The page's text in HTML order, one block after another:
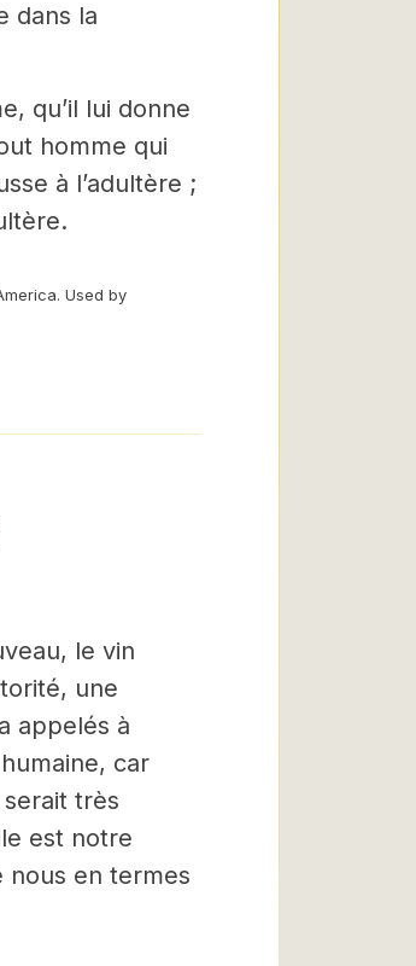
dans la
qu’il lui donne
homme qui
à l’adultère ;
Used by
le vin
une
appelés à
car
très
est notre
nous en termes